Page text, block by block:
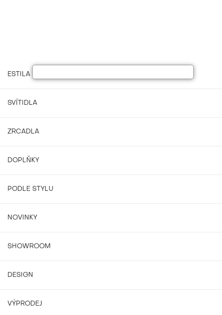
ESTILA NÁBYTEK
SVÍTIDLA
ZRCADLA
DOPLŇKY
PODLE STYLU
NOVINKY
SHOWROOM
DESIGN
VÝPRODEJ